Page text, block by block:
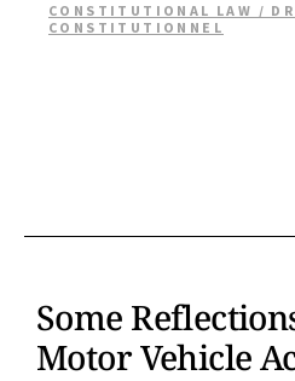
CONSTITUTIONAL LAW /
CONSTITUTIONNEL
Some
Motor Vehicle